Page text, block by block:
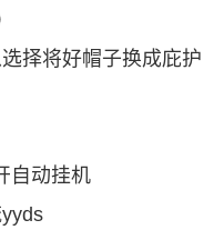
择将好帽子换成庇护
自动挂机